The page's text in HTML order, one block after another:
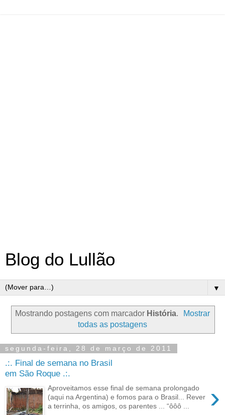
Blog do Lullão
▼
Mostrando postagens com marcador História.
Mostrar
todas as postagens
segunda-feira, 28 de março de 2011
.:. Final de semana no Brasil
em São Roque .:.
›
Aproveitamos esse final de semana prolongado
(aqui na Argentina) e fomos para o Brasil... Rever
a terrinha, os amigos, os parentes ... “ôôô ...